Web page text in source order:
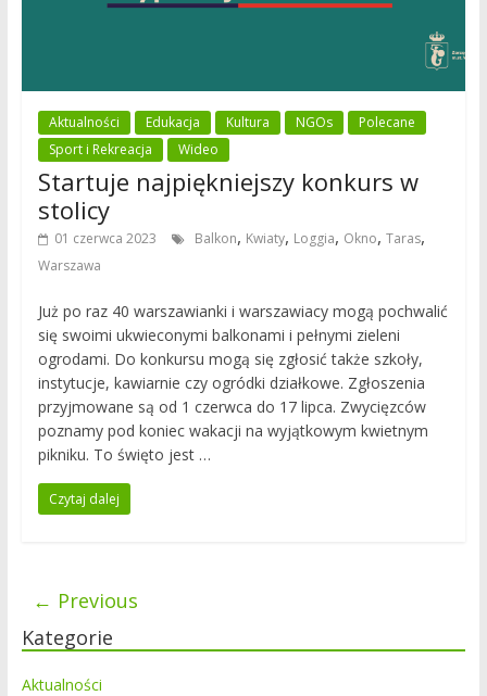
Aktualności Edukacja Kultura NGOs
Polecane
Sport i Rekreacja
Wideo
Startuje najpiękniejszy konkurs w
stolicy
01 czerwca 2023 Balkon, Kwiaty, Loggia, Okno, Taras,
Warszawa
Już po raz 40 warszawianki i warszawiacy mogą pochwalić
się swoimi ukwieconymi balkonami i pełnymi zieleni
ogrodami. Do konkursu mogą się zgłosić także szkoły,
instytucje, kawiarnie czy ogródki działkowe. Zgłoszenia
przyjmowane są od 1 czerwca do 17 lipca. Zwycięzców
poznamy pod koniec wakacji na wyjątkowym kwietnym
pikniku. To święto jest …
Czytaj dalej
← Previous
Kategorie
Aktualności